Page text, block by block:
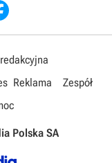
Reklama
Zespół
Polska SA